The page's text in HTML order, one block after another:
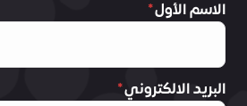
الاسم الأول
البريد الالكتروني